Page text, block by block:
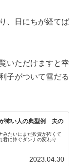
、日にちが経てば
いただけますと幸
子がついて雪だる
が怖い人の典型例 夫の
みたいにまだ投資が怖くて
君に捧ぐダンナの変わり
2023.04.30